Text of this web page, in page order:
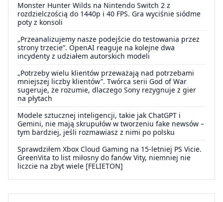
Monster Hunter Wilds na Nintendo Switch 2 z
rozdzielczością do 1440p i 40 FPS. Gra wyciśnie siódme
poty z konsoli
„Przeanalizujemy nasze podejście do testowania przez
strony trzecie”. OpenAI reaguje na kolejne dwa
incydenty z udziałem autorskich modeli
„Potrzeby wielu klientów przeważają nad potrzebami
mniejszej liczby klientów”. Twórca serii God of War
sugeruje, że rozumie, dlaczego Sony rezygnuje z gier
na płytach
Modele sztucznej inteligencji, takie jak ChatGPT i
Gemini, nie mają skrupułów w tworzeniu fake newsów –
tym bardziej, jeśli rozmawiasz z nimi po polsku
Sprawdziłem Xbox Cloud Gaming na 15-letniej PS Vicie.
GreenVita to list miłosny do fanów Vity, niemniej nie
liczcie na zbyt wiele [FELIETON]